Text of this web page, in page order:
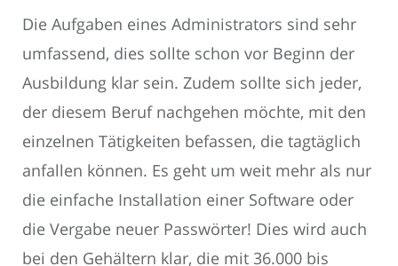
Die Aufgaben eines Administrators sind sehr
umfassend, dies sollte schon vor Beginn der
Ausbildung klar sein. Zudem sollte sich jeder,
der diesem Beruf nachgehen möchte, mit den
einzelnen Tätigkeiten befassen, die tagtäglich
anfallen können. Es geht um weit mehr als nur
die einfache Installation einer Software oder
die Vergabe neuer Passwörter! Dies wird auch
bei den Gehältern klar, die mit 36.000 bis